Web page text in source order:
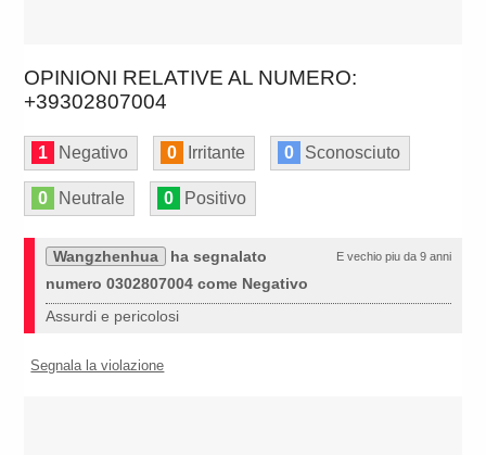
OPINIONI RELATIVE AL NUMERO:
+39302807004
1 Negativo 0 Irritante 0 Sconosciuto
0 Neutrale 0 Positivo
E vechio piu da 9 anni
Wangzhenhua
ha segnalato
numero 0302807004 come Negativo
Assurdi e pericolosi
Segnala la violazione